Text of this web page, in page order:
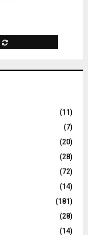
(11)
(7)
(20)
(28)
(72)
(14)
(181)
(28)
(14)